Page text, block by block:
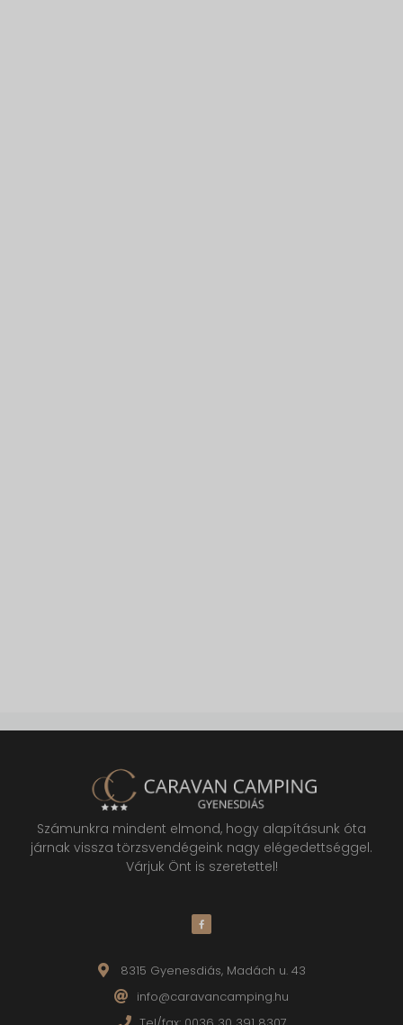
Számunkra mindent elmond, hogy alapításunk óta
járnak vissza törzsvendégeink nagy elégedettséggel.
Várjuk Önt is szeretettel!
8315 Gyenesdiás, Madách u. 43
info@caravancamping.hu